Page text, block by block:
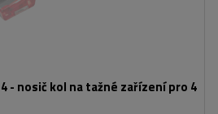
- nosič kol na tažné zařízení pro 4